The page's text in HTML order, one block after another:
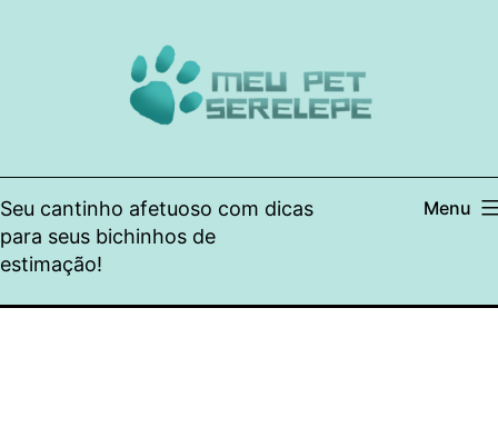
Seu cantinho afetuoso com dicas
para seus bichinhos de
estimação!
Menu